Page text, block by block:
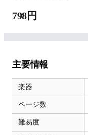
798円
主要情報
楽器
ページ数
難易度